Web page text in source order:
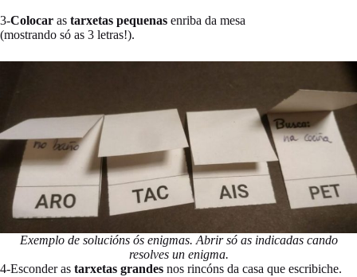
3-Colocar as tarxetas pequenas enriba da mesa
(mostrando só as 3 letras!).
Exemplo de solucións ós enigmas. Abrir só as indicadas cando
resolves un enigma.
4-Esconder as tarxetas grandes nos rincóns da casa que escribiche.